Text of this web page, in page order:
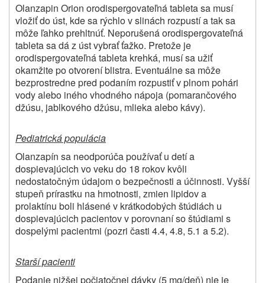
Olanzapin Orion orodispergovateľná tableta sa musí
vložiť do úst, kde sa rýchlo v slinách rozpustí a tak sa
môže ľahko prehltnúť. Neporušená orodispergovateľná
tableta sa dá z úst vybrať ťažko. Pretože je
orodispergovateľná tableta krehká, musí sa užiť
okamžite po otvorení blistra. Eventuálne sa môže
bezprostredne pred podaním rozpustiť v plnom pohári
vody alebo iného vhodného nápoja (pomarančového
džúsu, jablkového džúsu, mlieka alebo kávy).
Pediatrická populácia
Olanzapín sa neodporúča používať u detí a
dospievajúcich vo veku do 18 rokov kvôli
nedostatočným údajom o bezpečnosti a účinnosti. Vyšší
stupeň prírastku na hmotnosti, zmien lipidov a
prolaktínu boli hlásené v krátkodobých štúdiách u
dospievajúcich pacientov v porovnaní so štúdiami s
dospelými pacientmi (pozri časti 4.4, 4.8, 5.1 a 5.2).
Starší pacienti
Podanie nižšej počiatočnej dávky (5 mg/deň) nie je